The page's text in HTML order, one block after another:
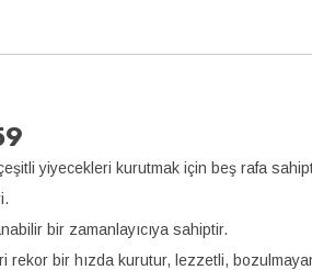
yiyecekleri kurutmak için beş rafa
bir zamanlayıcıya sahiptir.
bir hızda kurutur, lezzetli,